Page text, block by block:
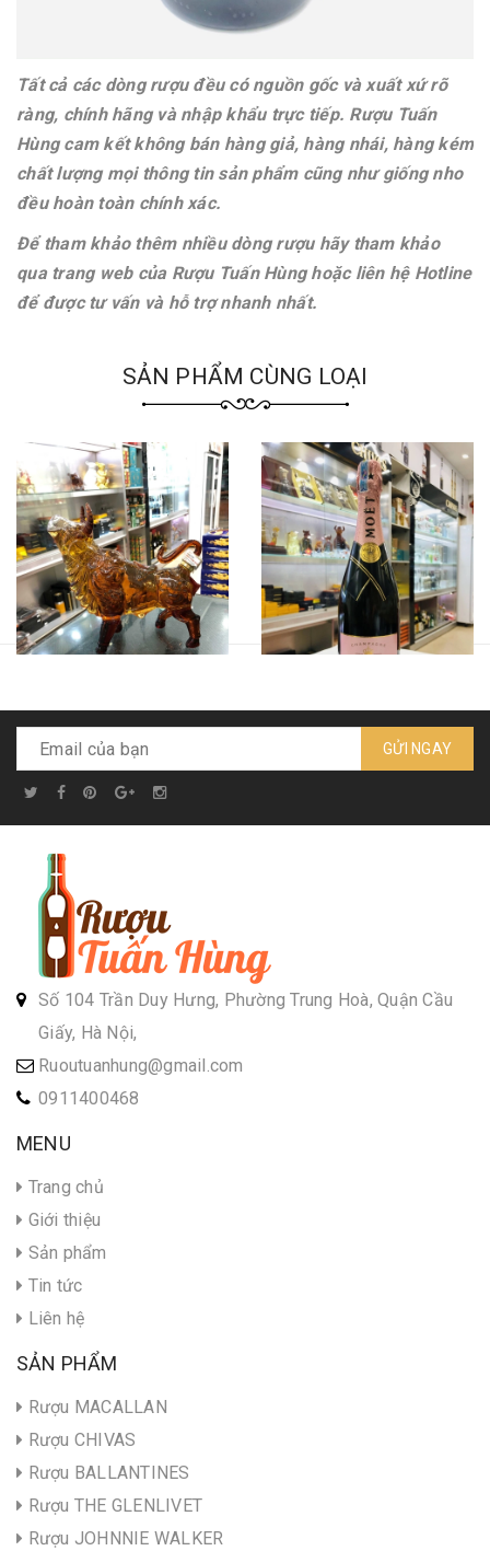
Tất cả các dòng rượu đều có nguồn gốc và xuất xứ rõ
ràng, chính hãng và nhập khẩu trực tiếp. Rượu Tuấn
Hùng cam kết không bán hàng giả, hàng nhái, hàng kém
chất lượng mọi thông tin sản phẩm cũng như giống nho
đều hoàn toàn chính xác.
Để tham khảo thêm nhiều dòng rượu hãy tham khảo
qua trang web của Rượu Tuấn Hùng hoặc liên hệ Hotline
để được tư vấn và hỗ trợ nhanh nhất.
SẢN PHẨM CÙNG LOẠI
Rượu trâu linh vật phong
thuỷ - Armenian xách tay
GỬI NGAY
Số 104 Trần Duy Hưng, Phường Trung Hoà, Quận Cầu
Giấy, Hà Nội,
Ruoutuanhung@gmail.com
0911400468
MENU
Trang chủ
Giới thiệu
Sản phẩm
Tin tức
Liên hệ
SẢN PHẨM
Rượu MACALLAN
Rượu CHIVAS
Rượu BALLANTINES
Rượu THE GLENLIVET
Rượu JOHNNIE WALKER